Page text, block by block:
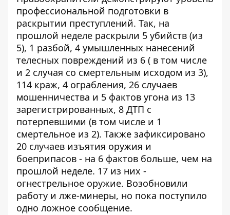
профессиональной подготовки в
раскрытии преступлений. Так, на
прошлой неделе раскрыли 5 убийств (из
5), 1 разбой, 4 умышленных нанесений
телесных повреждений из 6 ( в том числе
и 2 случая со смертельным исходом из 3),
114 краж, 4 ограбления, 26 случаев
мошенничества и 5 фактов угона из 13
зарегистрированных, 8 ДТП с
потерпевшими (в том числе и 1
смертельное из 2). Также зафиксировано
20 случаев изъятия оружия и
боеприпасов - на 6 фактов больше, чем на
прошлой неделе. 17 из них -
огнестрельное оружие. Возобновили
работу и лже-минеры, но пока поступило
одно ложное сообщение.